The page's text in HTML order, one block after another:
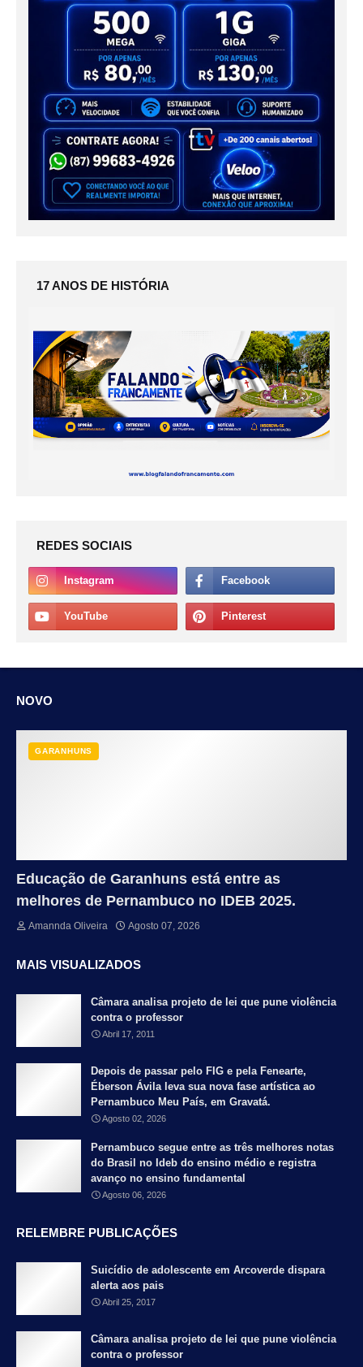
17 ANOS DE HISTÓRIA
REDES SOCIAIS
NOVO
GARANHUNS
Educação de Garanhuns está entre as
melhores de Pernambuco no IDEB 2025.
Amannda Oliveira Agosto 07, 2026
MAIS VISUALIZADOS
Câmara analisa projeto de lei que pune violência
contra o professor
Abril 17, 2011
Depois de passar pelo FIG e pela Fenearte,
Éberson Ávila leva sua nova fase artística ao
Pernambuco Meu País, em Gravatá.
Agosto 02, 2026
Pernambuco segue entre as três melhores notas
do Brasil no Ideb do ensino médio e registra
avanço no ensino fundamental
Agosto 06, 2026
RELEMBRE PUBLICAÇÕES
Suicídio de adolescente em Arcoverde dispara
alerta aos pais
Abril 25, 2017
Câmara analisa projeto de lei que pune violência
contra o professor